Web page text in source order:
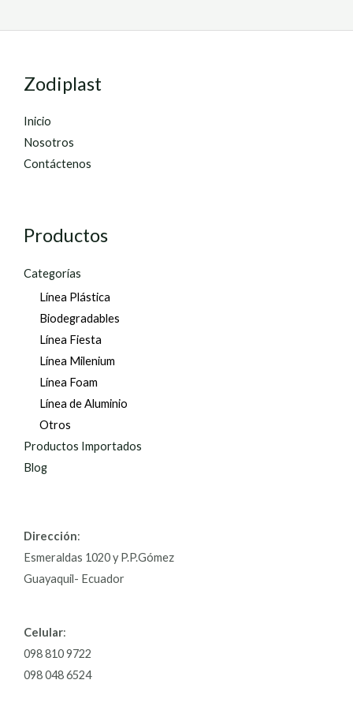
Zodiplast
Inicio
Nosotros
Contáctenos
Productos
Categorías
Línea Plástica
Biodegradables
Línea Fiesta
Línea Milenium
Línea Foam
Línea de Aluminio
Otros
Productos Importados
Blog
Dirección:
Esmeraldas 1020 y P.P.Gómez
Guayaquil- Ecuador
Celular:
098 810 9722
098 048 6524